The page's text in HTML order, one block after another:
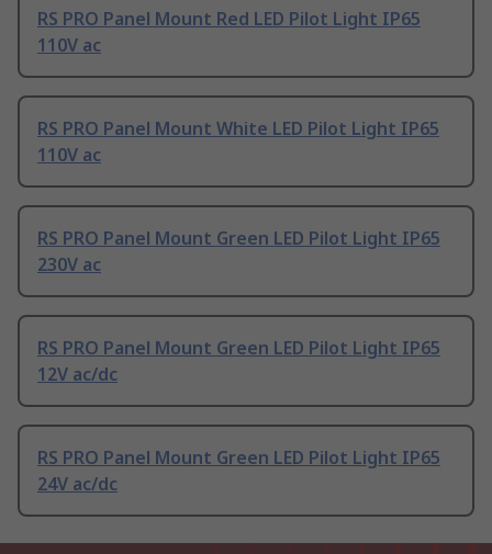
RS PRO Panel Mount Red LED Pilot Light IP65
110V ac
RS PRO Panel Mount White LED Pilot Light IP65
110V ac
RS PRO Panel Mount Green LED Pilot Light IP65
230V ac
RS PRO Panel Mount Green LED Pilot Light IP65
12V ac/dc
RS PRO Panel Mount Green LED Pilot Light IP65
24V ac/dc